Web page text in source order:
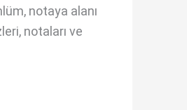
notaya alanı
notaları ve